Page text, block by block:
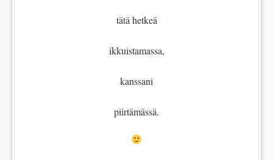
tätä hetkeä
ikkuistamassa,
kanssani
piirtämässä.